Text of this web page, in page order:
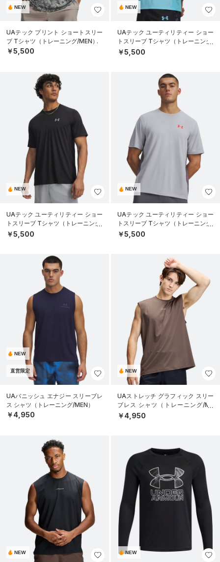
NEW
UAテック プリント ショートスリー
ブ Tシャツ（トレーニング/MEN）
￥5,500
NEW
UAテック ユーティリティー ショー
トスリーブ Tシャツ（トレーニング/
MEN）
￥5,500
NEW
UAテック ユーティリティー ショー
トスリーブ Tシャツ（トレーニング/
MEN）
￥5,500
NEW
UAテック ユーティリティー ショー
トスリーブ Tシャツ（トレーニング/
MEN）
￥5,500
NEW
直営限定
UAバニッシュ エナジー スリーブレ
ス シャツ（トレーニング/MEN）
￥4,950
NEW
UAストレッチ グラフィック スリー
ブレス シャツ（トレーニング/ME
N）
￥4,950
NEW NEW